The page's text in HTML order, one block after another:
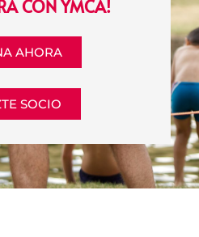
CON YMCA!
AHORA
SOCIO